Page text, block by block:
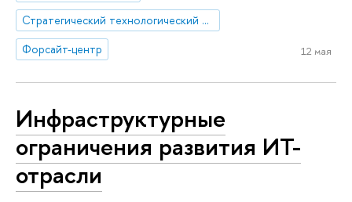
Стратегический технологический проект «Национальный центр социально-экономического и научно-технологического прогнозирования»
Форсайт-центр
12 мая
Инфраструктурные
ограничения развития ИТ-
отрасли